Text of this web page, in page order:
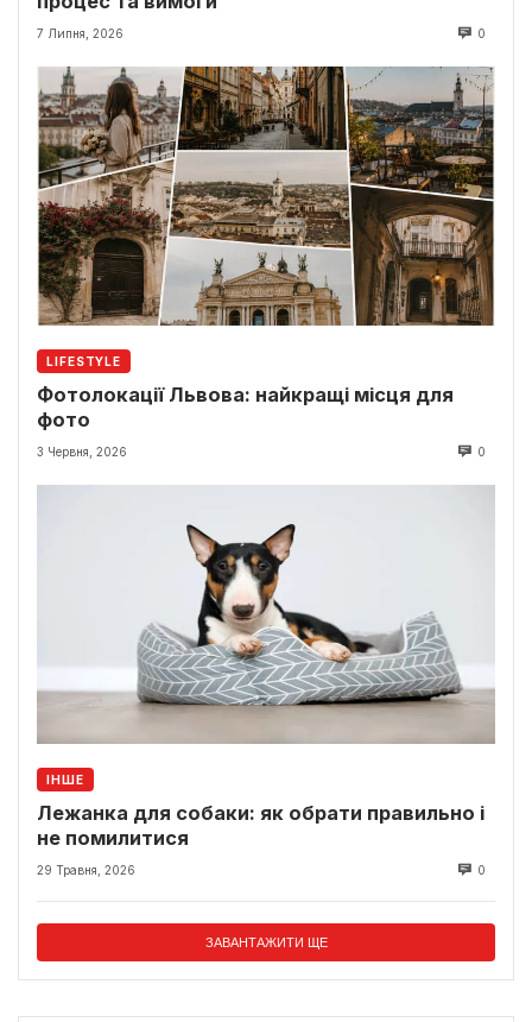
7 Липня, 2026 0
LIFESTYLE
Фотолокації Львова: найкращі місця для
фото
3 Червня, 2026 0
ІНШЕ
Лежанка для собаки: як обрати правильно і
не помилитися
29 Травня, 2026 0
ЗАВАНТАЖИТИ ЩЕ